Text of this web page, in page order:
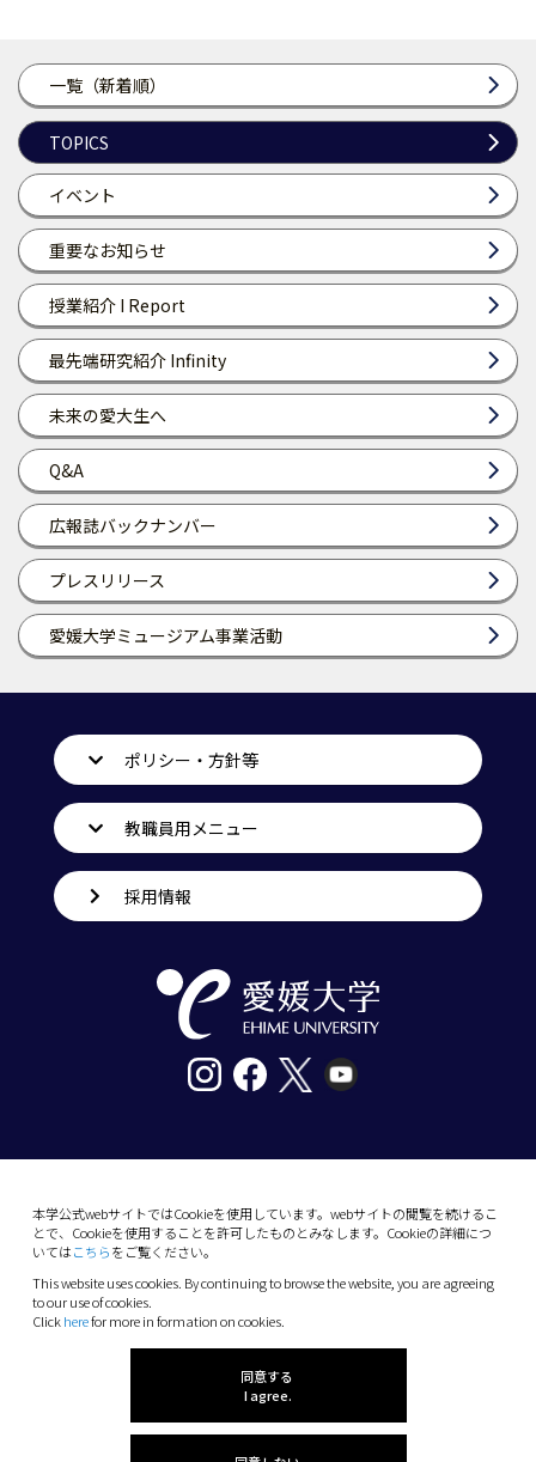
一覧（新着順）
TOPICS
イベント
重要なお知らせ
授業紹介 I Report
最先端研究紹介 Infinity
未来の愛大生へ
Q&A
広報誌バックナンバー
プレスリリース
愛媛大学ミュージアム事業活動
本学公式webサイトではCookieを使用しています。webサイトの閲覧を続けるこ
とで、Cookieを使用することを許可したものとみなします。Cookieの詳細につ
いてはこちらをご覧ください。
This website uses cookies. By continuing to browse the website, you are agreeing
to our use of cookies.
Clickherefor more in formation on cookies.
同意する
I agree.
ポリシー・方針等
教職員用メニュー
採用情報
10-13 Dogo-Himata, Matsuyama, Ehime 790-
Phone: +81 89-927-9000
(C) 2026 Ehime University.